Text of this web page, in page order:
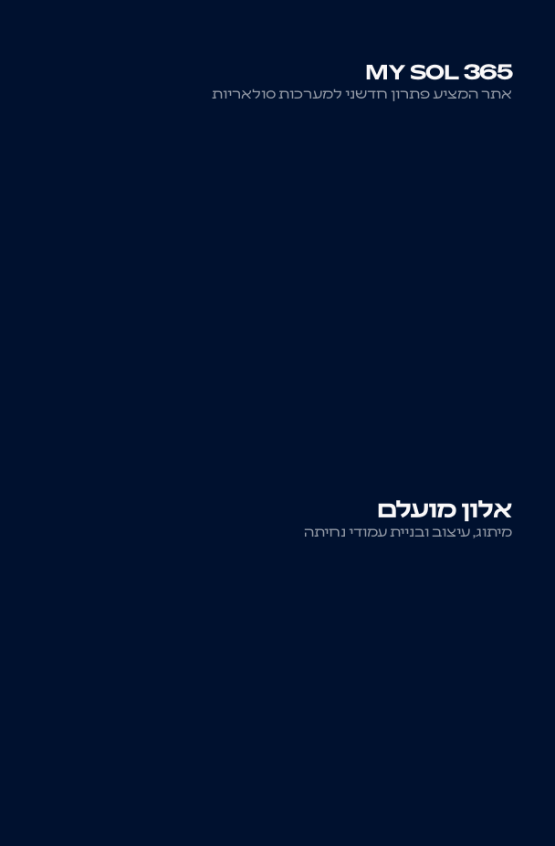
MY SOL 365
אתר המציע פתרון חדשני למערכות סולאריות
אלון מועלם
מיתוג, עיצוב ובניית עמודי נחיתה